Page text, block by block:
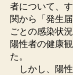
者について、
関から「発⽣
ごとの感染状
陽性者の健康
た。
しかし、陽性